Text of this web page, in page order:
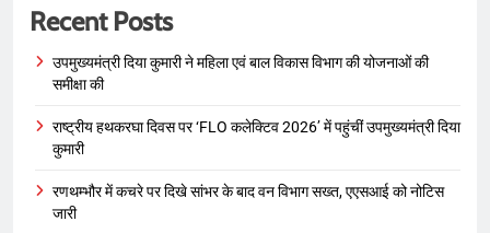
Recent Posts
उपमुख्यमंत्री दिया कुमारी ने महिला एवं बाल विकास विभाग की योजनाओं की
समीक्षा की
राष्ट्रीय हथकरघा दिवस पर ‘FLO कलेक्टिव 2026’ में पहुंचीं उपमुख्यमंत्री दिया
कुमारी
रणथम्भौर में कचरे पर दिखे सांभर के बाद वन विभाग सख्त, एएसआई को नोटिस
जारी